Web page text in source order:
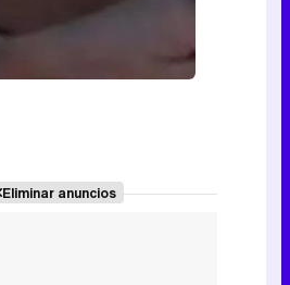
Eliminar anuncios